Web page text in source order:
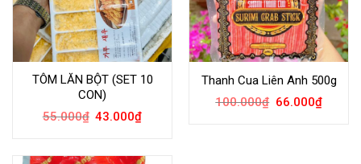
TÔM LĂN BỘT (SET 10
CON)
55.000₫ 43.000₫
Thanh Cua Liên Anh 500g
100.000₫ 66.000₫